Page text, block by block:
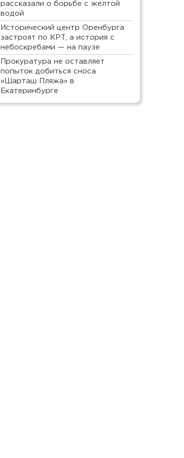
рассказали о борьбе с желтой
водой
Исторический центр Оренбурга
застроят по КРТ, а история с
небоскребами — на паузе
Прокуратура не оставляет
попыток добиться сноса
«Шарташ Пляжа» в
Екатеринбурге